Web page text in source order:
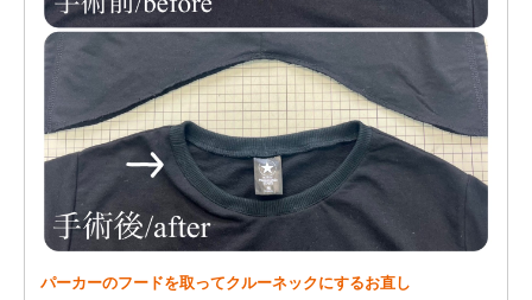
パーカーのフードを取ってクルーネックにするお直し